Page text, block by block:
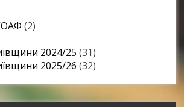
(2)
2024/25 (31)
2025/26 (32)